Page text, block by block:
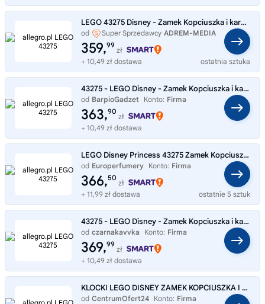
LEGO 43275 Disney - Zamek Kopciuszka i kareta
od Super Sprzedawcy ADREM-MEDIA
359,99
zł
+ 10,49 zł dostawa
ostatnia sztuka
43275 - LEGO Disney - Zamek Kopciuszka i kareta
od BarpioGadzet Konto: Firma
363,90
zł
+ 10,49 zł dostawa
LEGO Disney Princess 43275 Zamek Kopciuszka i powóz z końmi
od Europerfumery Konto: Firma
366,50
zł
+ 11,99 zł dostawa
ostatnie 5 sztuk
43275 - LEGO Disney - Zamek Kopciuszka i kareta
od czarnakavvka Konto: Firma
369,99
zł
+ 10,49 zł dostawa
KLOCKI LEGO DISNEY ZAMEK KOPCIUSZKA I KARETA 43275 ZESTAW KLOCKÓW PREZENT
od CentrumOfert24 Konto: Firma